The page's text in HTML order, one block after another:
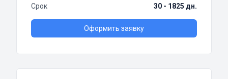
Срок
30 - 1825 дн.
Оформить заявку